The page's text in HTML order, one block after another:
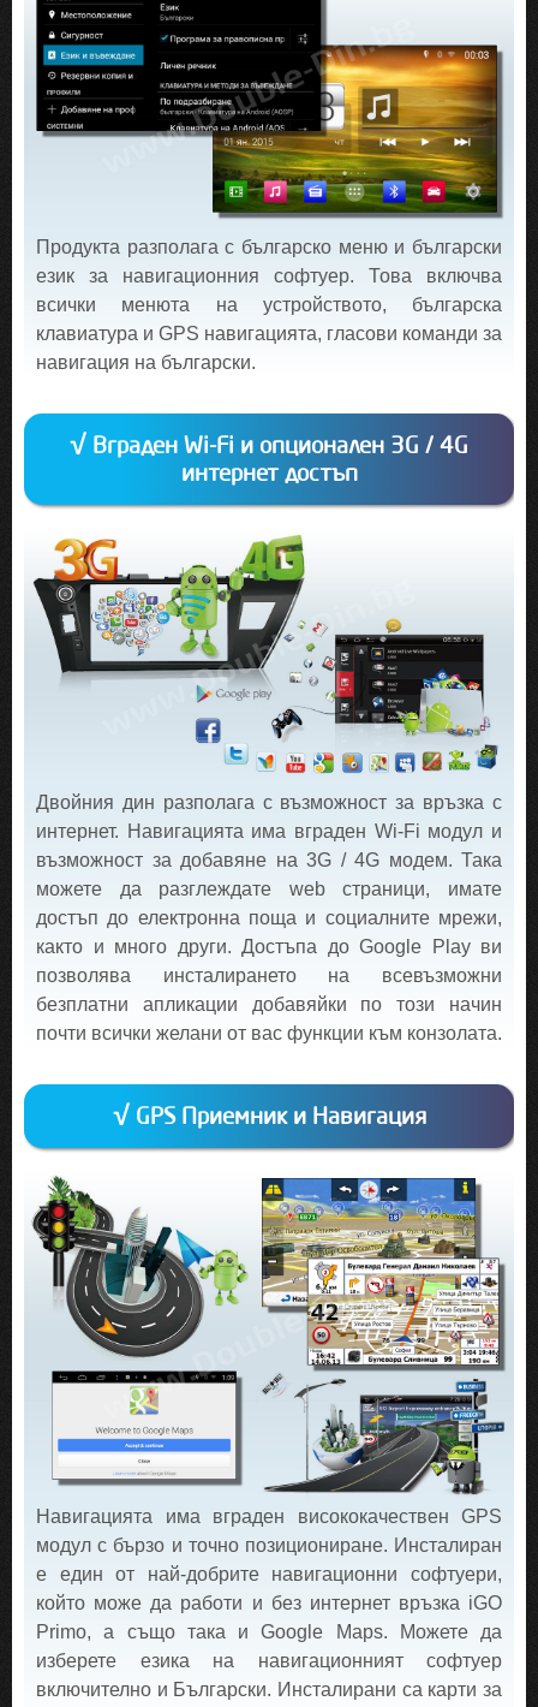
Продукта разполага с българско меню и български
език за навигационния софтуер. Това включва
всички менюта на устройството, българска
клавиатура и GPS навигацията, гласови команди за
навигация на български.
√ Вграден Wi-Fi и опционален 3G / 4G
интернет достъп
Двойния дин разполага с възможност за връзка с
интернет. Навигацията има вграден Wi-Fi модул и
възможност за добавяне на 3G / 4G модем. Така
можете да разглеждате web страници, имате
достъп до електронна поща и социалните мрежи,
както и много други. Достъпа до Google Play ви
позволява инсталирането на всевъзможни
безплатни апликации добавяйки по този начин
почти всички желани от вас функции към конзолата.
√ GPS Приемник и Навигация
Навигацията има вграден висококачествен GPS
модул с бързо и точно позициониране. Инсталиран
е един от най-добрите навигационни софтуери,
който може да работи и без интернет връзка iGO
Primo, а също така и Google Maps. Можете да
изберете езика на навигационният софтуер
включително и Български. Инсталирани са карти за